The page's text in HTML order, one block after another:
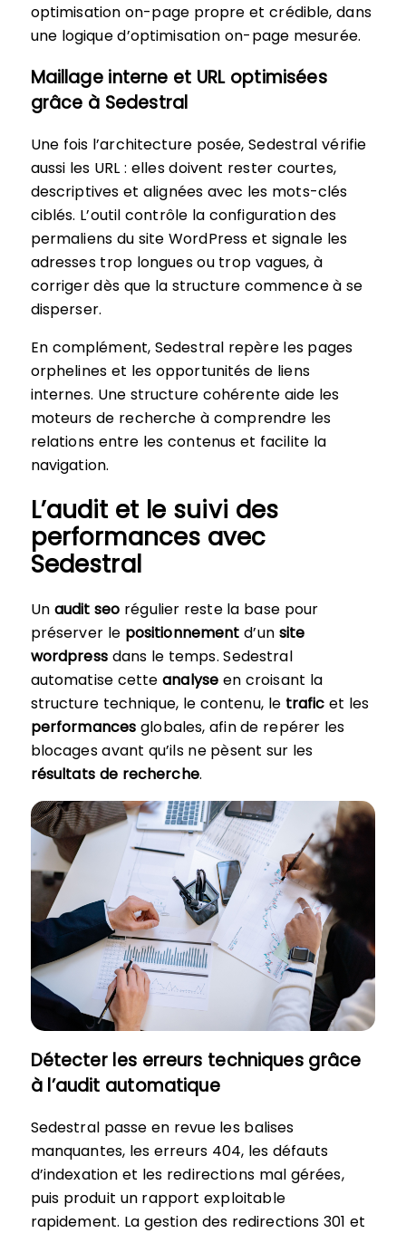
optimisation on-page propre et crédible, dans
une logique d’optimisation on-page mesurée.
Maillage interne et URL optimisées
grâce à Sedestral
Une fois l’architecture posée, Sedestral vérifie
aussi les URL : elles doivent rester courtes,
descriptives et alignées avec les mots-clés
ciblés. L’outil contrôle la configuration des
permaliens du site WordPress et signale les
adresses trop longues ou trop vagues, à
corriger dès que la structure commence à se
disperser.
En complément, Sedestral repère les pages
orphelines et les opportunités de liens
internes. Une structure cohérente aide les
moteurs de recherche à comprendre les
relations entre les contenus et facilite la
navigation.
L’audit et le suivi des
performances avec
Sedestral
Un audit seo régulier reste la base pour
préserver le positionnement d’un site
wordpressdans le temps. Sedestral
automatise cetteanalyse en croisant la
structure technique, le contenu, le trafic et les
performances globales, afin de repérer les
blocages avant qu’ils ne pèsent sur les
résultats de recherche.
Détecter les erreurs techniques grâce
à l’audit automatique
Sedestral passe en revue les balises
manquantes, les erreurs 404, les défauts
d’indexation et les redirections mal gérées,
puis produit un rapport exploitable
rapidement. La gestion des redirections 301 et